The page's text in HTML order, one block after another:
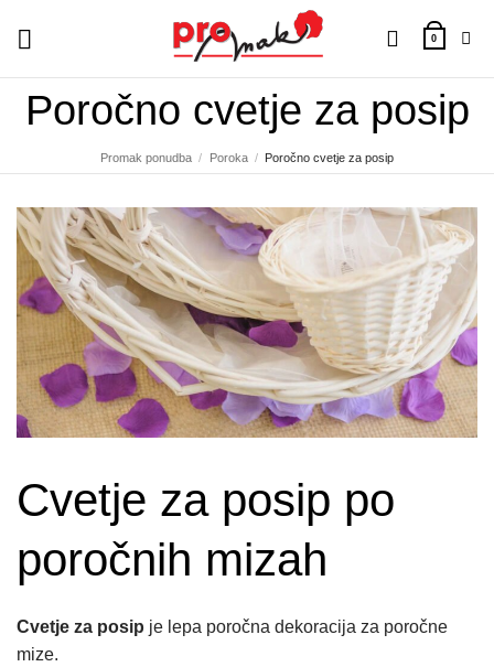
0
Poročno cvetje za posip
Promak ponudba / Poroka / Poročno cvetje za posip
Cvetje za posip po
poročnih mizah
Cvetje za posip je lepa poročna dekoracija za poročne
mize.